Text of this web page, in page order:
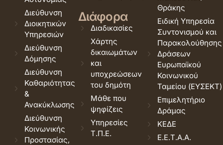
Διεύθυνση
Διοικητικών
Υπηρεσιών
Διεύθυνση
Δόμησης
Διεύθυνση
Καθαριότητας
&
Ανακύκλωσης
Διεύθυνση
Κοινωνικής
Προστασίας,
Διάφορα
Διαδικασίες
Χάρτης
δικαιωμάτων
και
υποχρεώσεων
του δημότη
Μάθε που
ψηφίζεις
Υπηρεσίες
Τ.Π.Ε.
Θράκης
Ειδική Υπηρεσία
Συντονισμού και
Παρακολούθησης
Δράσεων
Ευρωπαϊκού
Κοινωνικού
Ταμείου (ΕΥΣΕΚΤ)
Επιμελητήριο
Δράμας
ΚΕΔΕ
Ε.Ε.Τ.Α.Α.